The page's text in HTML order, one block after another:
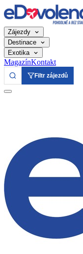
Zájezdy
Destinace
Exotika
MagazínKontakt
Filtr zájezdů